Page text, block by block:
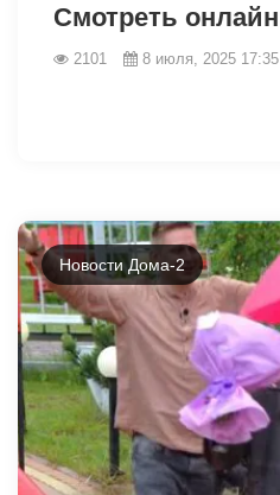
Смотреть онлайн
2101 8 июля, 2025 17:35
Новости Дома-2